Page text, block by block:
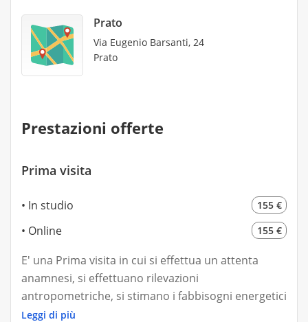
Prato
Via Eugenio Barsanti, 24
Prato
Prestazioni offerte
Prima visita
In studio 155 €
Online 155 €
E' una Prima visita in cui si effettua un attenta
anamnesi, si effettuano rilevazioni
antropometriche, si stimano i fabbisogni energetici
e nutritivi , si analizzano i parametri vitali (lettura
Leggi di più